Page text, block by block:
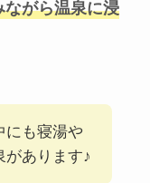
がら温泉に浸
にも寝湯や
があります♪